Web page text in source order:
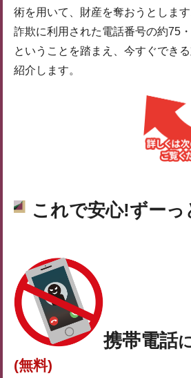
術を用いて、財産を奪おうとしま
詐欺に利用された電話番号の約75
ということを踏まえ、今すぐでき
紹介します。
これで安心!ずーっ
携帯電話
(無料)